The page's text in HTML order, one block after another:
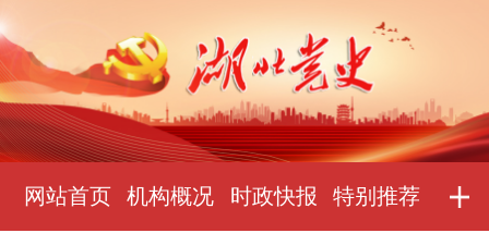
网站首页 机构概况 时政快报 特别推荐